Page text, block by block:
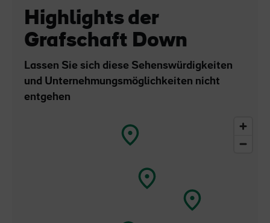
Highlights der
Grafschaft Down
Lassen Sie sich diese Sehenswürdigkeiten
und Unternehmungsmöglichkeiten nicht
entgehen